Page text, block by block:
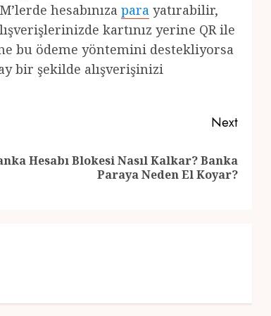
hesabınıza para yatırabilir,
kartınız yerine QR ile
bu ödeme yöntemini destekliyorsa
bir şekilde alışverişinizi
Next
Hesabı Blokesi Nasıl Kalkar? Banka
Paraya Neden El Koyar?